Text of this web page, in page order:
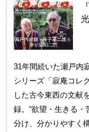
31年間続いた瀬戸内
シリーズ「寂庵コレ
した古今東西の文献
録。“欲望・生きる
分け、分かりやすく